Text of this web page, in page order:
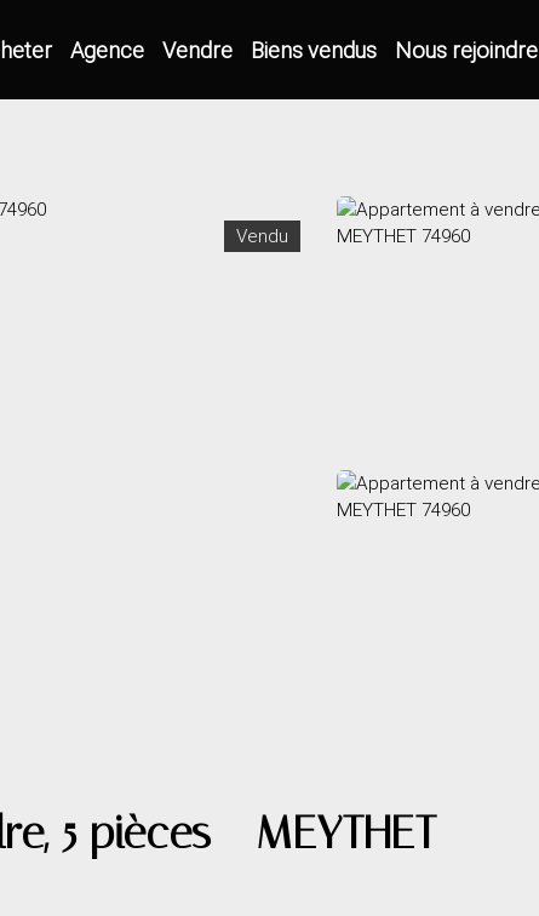
Agence Vendre Biens vendus Nous rejoindre
Vendu
5 pièces - MEYTHET